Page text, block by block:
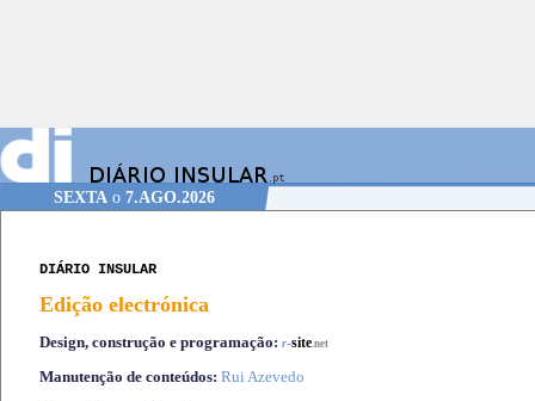
SEXTA o 7.AGO.2026
DIÁRIO INSULAR
Edição electrónica
Design, construção e programação: r-site.net
Manutenção de conteúdos: Rui Azevedo